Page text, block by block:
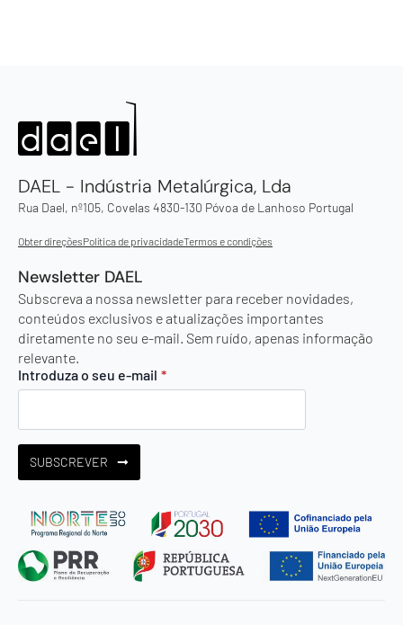
DAEL - Indústria Metalúrgica, Lda
Rua Dael, nº105, Covelas 4830-130 Póvoa de Lanhoso Portugal
Obter direçõesPolítica de privacidadeTermos e condições
Newsletter DAEL
Subscreva a nossa newsletter para receber novidades,
conteúdos exclusivos e atualizações importantes
diretamente no seu e-mail. Sem ruído, apenas informação
relevante.
Introduza o seu e-mail *
SUBSCREVER